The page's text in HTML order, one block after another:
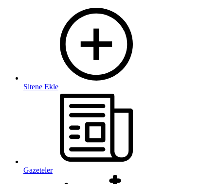
Sitene Ekle
Gazeteler